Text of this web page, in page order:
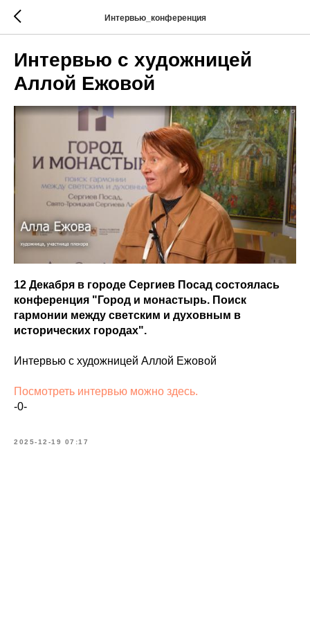
Интервью_конференция
Интервью с художницей
Аллой Ежовой
12 Декабря в городе Сергиев Посад состоялась
конференция "Город и монастырь. Поиск
гармонии между светским и духовным в
исторических городах".
Интервью с художницей Аллой Ежовой
Посмотреть интервью можно здесь.
-0-
2025-12-19 07:17